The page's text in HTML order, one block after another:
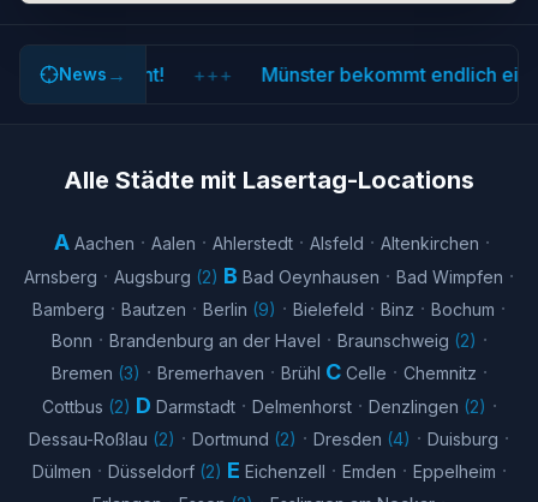
News →
wie Sport geht! +++ Münster bekommt endlich
Alle Städte mit Lasertag-Locations
A Aachen · Aalen · Ahlerstedt· Alsfeld · Altenkirchen ·
Arnsberg · Augsburg (2) B Bad Oeynhausen · Bad Wimpfen ·
Bamberg · Bautzen · Berlin (9) · Bielefeld · Binz · Bochum ·
Bonn · Brandenburg an der Havel · Braunschweig (2) ·
Bremen (3) · Bremerhaven · Brühl C Celle · Chemnitz ·
Cottbus (2) D Darmstadt· Delmenhorst· Denzlingen (2) ·
Dessau-Roßlau (2) · Dortmund (2) · Dresden (4) · Duisburg ·
Dülmen · Düsseldorf(2) E Eichenzell · Emden · Eppelheim ·